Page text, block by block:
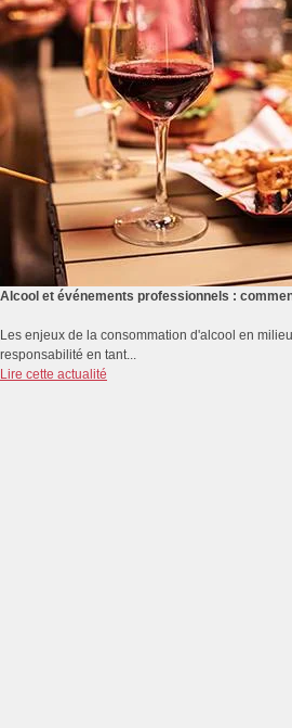
Alcool et événements professionnels :
Les enjeux de la consommation d'alcool en
responsabilité en tant...
Lire cette actualité